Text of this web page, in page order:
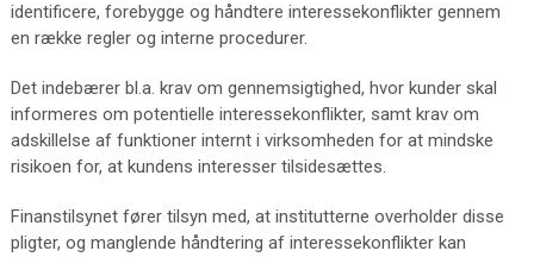
identificere, forebygge og håndtere interessekonflikter gennem
en række regler og interne procedurer.
Det indebærer bl.a. krav om gennemsigtighed, hvor kunder skal
informeres om potentielle interessekonflikter, samt krav om
adskillelse af funktioner internt i virksomheden for at mindske
risikoen for, at kundens interesser tilsidesættes.
Finanstilsynet fører tilsyn med, at institutterne overholder disse
pligter, og manglende håndtering af interessekonflikter kan